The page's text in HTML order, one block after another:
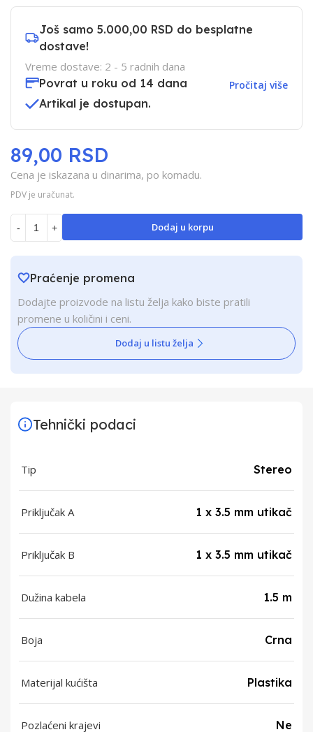
Još samo 5.000,00 RSD do besplatne
dostave!
Vreme dostave: 2 - 5 radnih dana
Povrat u roku od 14 dana
Pročitaj više
Artikal je dostupan.
Cena je iskazana u dinarima, po komadu.
PDV je uračunat.
89,00 RSD
- + Dodaj u korpu
Praćenje promena
Dodajte proizvode na listu želja kako biste pratili
promene u količini i ceni.
Dodaj u listu želja
Tehnički podaci
Tip Stereo
Priključak A 1 x 3.5 mm utikač
Priključak B 1 x 3.5 mm utikač
Dužina kabela 1.5 m
Boja Crna
Materijal kućišta Plastika
Pozlaćeni krajevi Ne